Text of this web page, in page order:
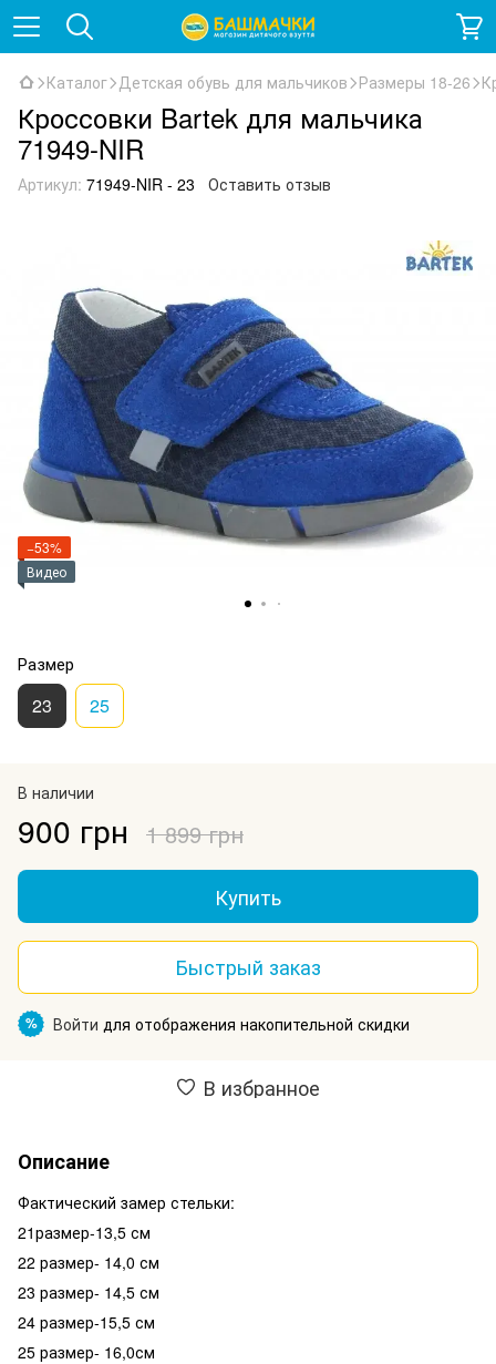
Каталог Детская обувь для мальчиков Размеры 18-26
Кроссовки Bartek для мальчика
71949-NIR
Артикул: 71949-NIR - 23 Оставить отзыв
−53%
Видео
Размер
23 25
В наличии
900 грн 1 899 грн
Купить
Быстрый заказ
% Войти для отображения накопительной скидки
В избранное
Описание
Фактический замер стельки:
21размер-13,5 см
22 размер- 14,0 см
23 размер- 14,5 см
24 размер-15,5 см
25 размер- 16,0см